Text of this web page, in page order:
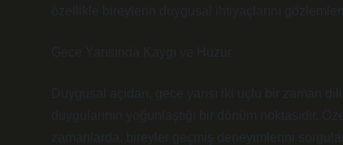
özellikle bireylerin duygusal ihtiyaçlarını
Gece Yarısında Kaygı ve Huzur
Duygusal açıdan, gece yarısı iki uçlu bir zaman
duygularının yoğunlaştığı bir dönüm noktasıdır.
zamanlarda, bireyler geçmiş deneyimlerini